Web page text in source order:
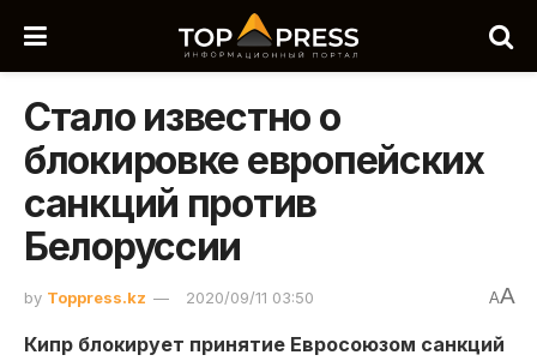
Стало известно о
блокировке европейских
санкций против
Белоруссии
by Toppress.kz 2020/09/11 03:50 AA
Кипр блокирует принятие Евросоюзом санкций